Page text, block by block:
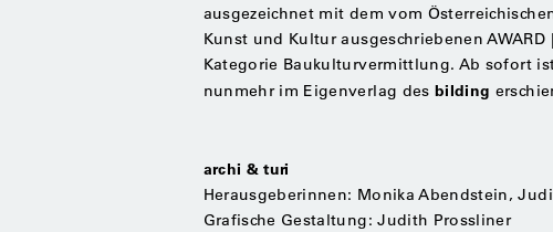
ausgezeichnet mit dem vom
Kunst und Kultur ausgeschriebenen
Kategorie Baukulturvermittlung. Ab sofort
nunmehr im Eigenverlag des bilding
archi & turi
Herausgeberinnen: Monika Abendstein,
Grafische Gestaltung: Judith Prossliner